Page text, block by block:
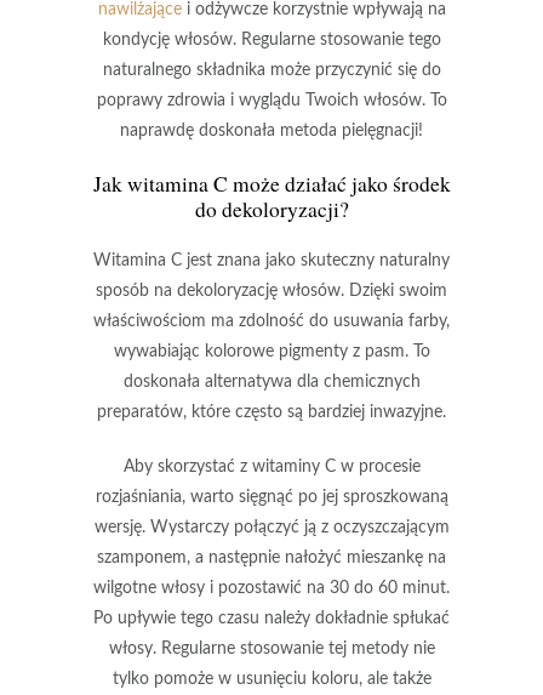
nawilżającei odżywcze korzystnie wpływają na
kondycję włosów. Regularne stosowanie tego
naturalnego składnika może przyczynić się do
poprawy zdrowia i wyglądu Twoich włosów.
To
naprawdę doskonała metoda pielęgnacji!
Jak witamina C może działać jako środek
do dekoloryzacji?
Witamina C jest znana jako skuteczny naturalny
sposób na dekoloryzację włosów. Dzięki swoim
właściwościom ma zdolność do usuwania farby,
wywabiając kolorowe pigmenty z pasm. To
doskonała alternatywa dla chemicznych
preparatów, które często są bardziej inwazyjne.
Aby skorzystać z witaminy C w procesie
rozjaśniania, warto sięgnąć po jej sproszkowaną
wersję. Wystarczy połączyć ją z oczyszczającym
szamponem, a następnie nałożyć mieszankę na
wilgotne włosy i pozostawić na 30 do 60 minut.
Po upływie tego czasu należy dokładnie spłukać
włosy. Regularne stosowanie tej metody nie
tylko pomoże w usunięciu koloru, ale także